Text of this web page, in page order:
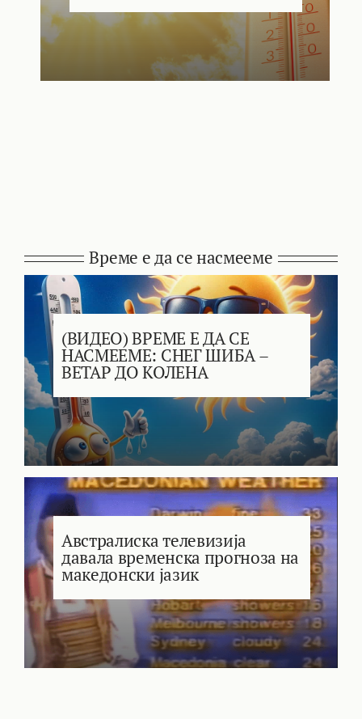
Време е да се насмееме
(ВИДЕО) ВРЕМЕ Е ДА СЕ
НАСМЕЕМЕ: СНЕГ ШИБА –
ВЕТАР ДО КОЛЕНА
Австралиска телевизија
давала временска прогноза на
македонски јазик